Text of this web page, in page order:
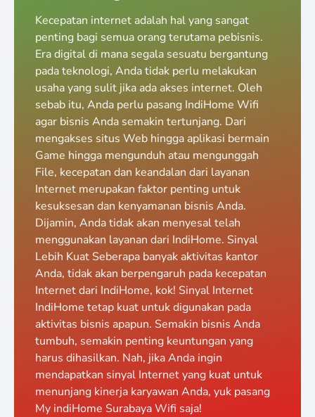
Kecepatan internet adalah hal yang sangat
penting bagi semua orang terutama pebisnis.
Era digital di mana segala sesuatu bergantung
pada teknologi, Anda tidak perlu melakukan
usaha yang sulit jika ada akses internet. Oleh
sebab itu, Anda perlu pasang IndiHome Wifi
agar bisnis Anda semakin tertunjang. Dari
mengakses situs Web hingga aplikasi bermain
Game hingga mengunduh atau mengunggah
File, kecepatan dan keandalan dari layanan
Internet merupakan faktor penting untuk
kesuksesan dan kenyamanan bisnis Anda.
Dijamin, Anda tidak akan menyesal telah
menggunakan layanan dari IndiHome. Sinyal
Lebih Kuat Seberapa banyak aktivitas kantor
Anda, tidak akan berpengaruh pada kecepatan
Internet dari IndiHome, kok! Sinyal Internet
IndiHome tetap kuat untuk digunakan pada
aktivitas bisnis apapun. Semakin bisnis Anda
tumbuh, semakin penting keuntungan yang
harus dihasilkan. Nah, jika Anda ingin
mendapatkan sinyal Internet yang kuat untuk
menunjang kinerja karyawan Anda, yuk pasang
My indiHome Surabaya Wifi saja!